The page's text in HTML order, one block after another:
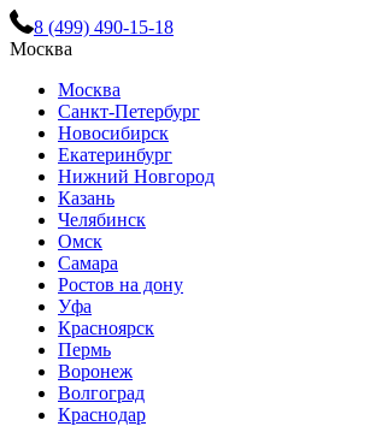
8 (499) 490-15-18
Москва
Москва
Санкт-Петербург
Новосибирск
Екатеринбург
Нижний Новгород
Казань
Челябинск
Омск
Самара
Ростов на дону
Уфа
Красноярск
Пермь
Воронеж
Волгоград
Краснодар